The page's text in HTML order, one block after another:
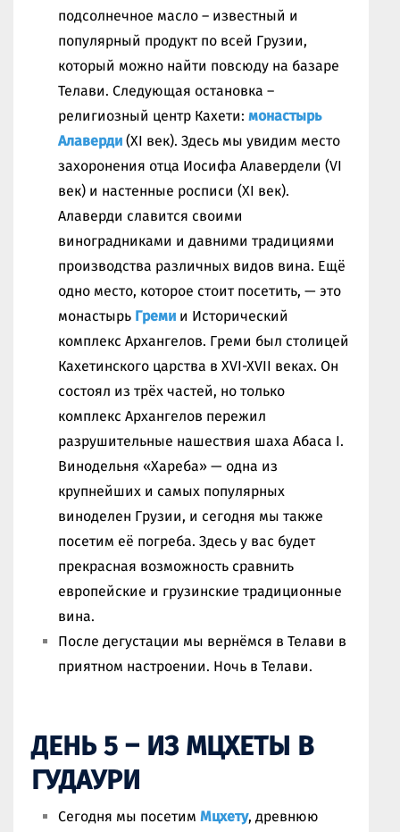
подсолнечное масло – известный и
популярный продукт по всей Грузии,
который можно найти повсюду на базаре
Телави. Следующая остановка –
религиозный центр Кахети: монастырь
Алаверди (XI век). Здесь мы увидим место
захоронения отца Иосифа Алавердели (VI
век) и настенные росписи (XI век).
Алаверди славится своими
виноградниками и давними традициями
производства различных видов вина. Ещё
одно место, которое стоит посетить, — это
монастырь Греми и Исторический
комплекс Архангелов. Греми был столицей
Кахетинского царства в XVI-XVII веках. Он
состоял из трёх частей, но только
комплекс Архангелов пережил
разрушительные нашествия шаха Абаса I.
Винодельня «Хареба» — одна из
крупнейших и самых популярных
виноделен Грузии, и сегодня мы также
посетим её погреба. Здесь у вас будет
прекрасная возможность сравнить
европейские и грузинские традиционные
вина.
После дегустации мы вернёмся в Телави в
приятном настроении. Ночь в Телави.
ДЕНЬ 5 – ИЗ МЦХЕТЫ В
ГУДАУРИ
Сегодня мы посетим Мцхету, древнюю